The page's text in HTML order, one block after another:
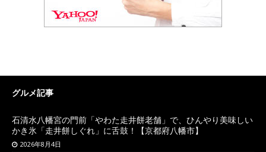
グルメ記事
石清水八幡宮の門前「やわた走井餅老舗」で、ひんやり美味しい
かき氷「走井餅しぐれ」に舌鼓！【京都府八幡市】
2026年8月4日